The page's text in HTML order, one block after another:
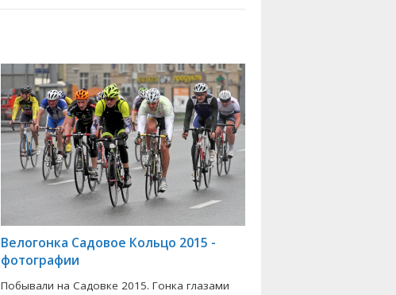
Велогонка Садовое Кольцо 2015 -
фотографии
Побывали на Садовке 2015. Гонка глазами